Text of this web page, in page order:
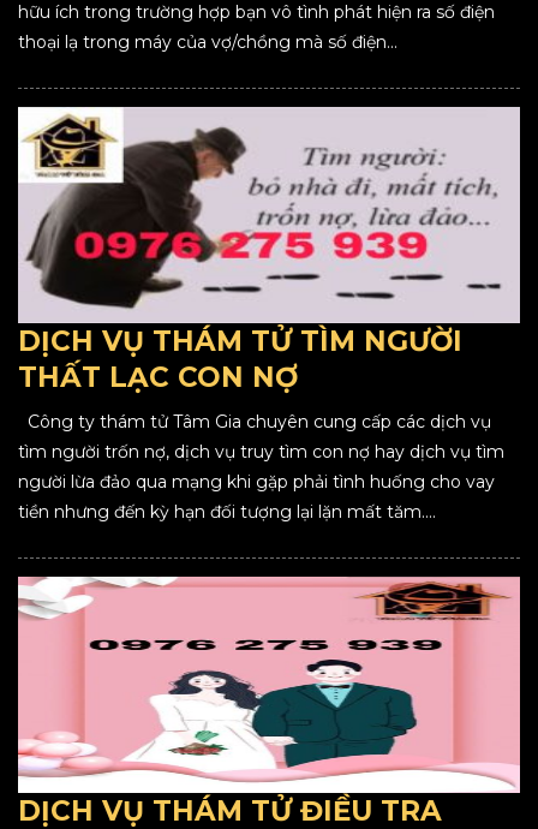
hữu ích trong trường hợp bạn vô tình phát hiện ra số điện
thoại lạ trong máy của vợ/chồng mà số điện...
DỊCH VỤ THÁM TỬ TÌM NGƯỜI
THẤT LẠC CON NỢ
Công ty thám tử Tâm Gia chuyên cung cấp các dịch vụ
tìm người trốn nợ, dịch vụ truy tìm con nợ hay dịch vụ tìm
người lừa đảo qua mạng khi gặp phải tình huống cho vay
tiền nhưng đến kỳ hạn đối tượng lại lặn mất tăm....
DỊCH VỤ THÁM TỬ ĐIỀU TRA